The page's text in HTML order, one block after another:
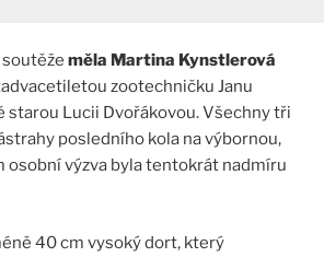
měla Martina Kynstlerová
zootechničku Janu
starou Lucii Dvořákovou. Všechny tři
posledního kola na výbornou,
osobní výzva byla tentokrát nadmíru
40 cm vysoký dort, který